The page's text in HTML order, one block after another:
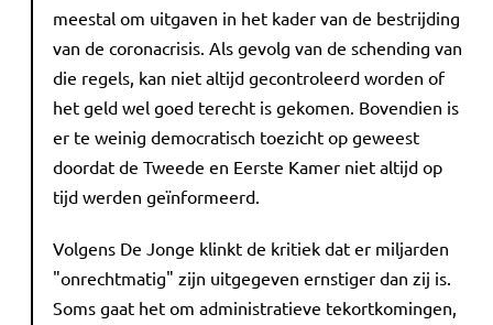
meestal om uitgaven in het kader van de bestrijding
van de coronacrisis. Als gevolg van de schending van
die regels, kan niet altijd gecontroleerd worden of
het geld wel goed terecht is gekomen. Bovendien is
er te weinig democratisch toezicht op geweest
doordat de Tweede en Eerste Kamer niet altijd op
tijd werden geïnformeerd.
Volgens De Jonge klinkt de kritiek dat er miljarden
"onrechtmatig" zijn uitgegeven ernstiger dan zij is.
Soms gaat het om administratieve tekortkomingen,